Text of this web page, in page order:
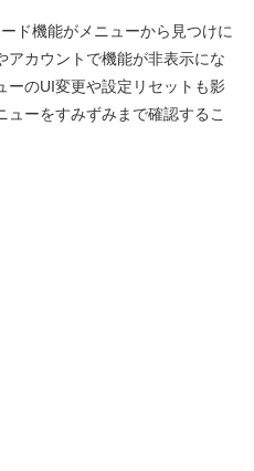
ド機能がメニューから見つけに
アカウントで機能が非表示にな
ーのUI変更や設定リセットも影
ーをすみずみまで確認するこ